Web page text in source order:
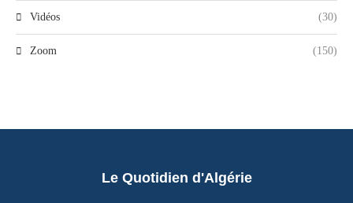
Vidéos (30)
Zoom (150)
Le Quotidien d'Algérie